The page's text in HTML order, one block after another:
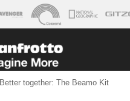
Better together: The Beamo Kit